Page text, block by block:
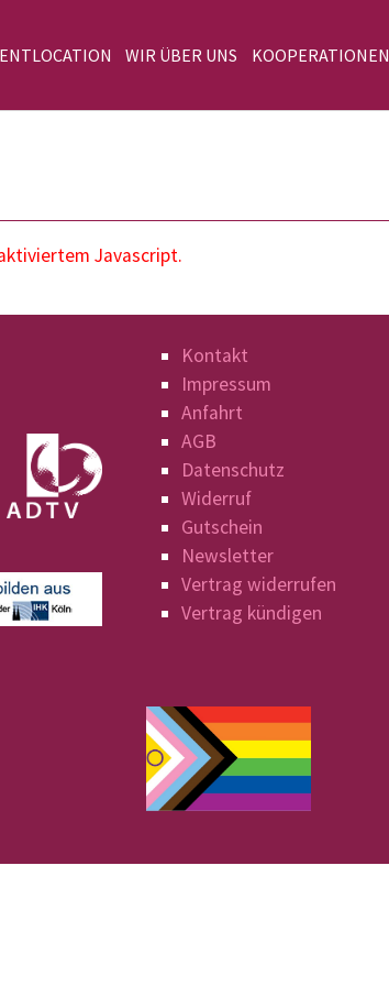
WIR ÜBER UNS KOOPERATIONEN
Javascript.
Kontakt
Impressum
Anfahrt
AGB
Datenschutz
Widerruf
Gutschein
Newsletter
Vertrag widerrufen
Vertrag kündigen